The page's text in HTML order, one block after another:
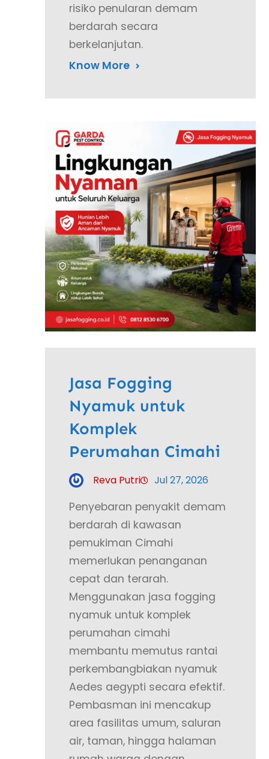
risiko penularan demam
berdarah secara
berkelanjutan.
Know More
Jasa Fogging
Nyamuk untuk
Komplek
Perumahan Cimahi
Reva Putri Jul 27, 2026
Penyebaran penyakit demam
berdarah di kawasan
pemukiman Cimahi
memerlukan penanganan
cepat dan terarah.
Menggunakan jasa fogging
nyamuk untuk komplek
perumahan cimahi
membantu memutus rantai
perkembangbiakan nyamuk
Aedes aegypti secara efektif.
Pembasman ini mencakup
area fasilitas umum, saluran
air, taman, hingga halaman